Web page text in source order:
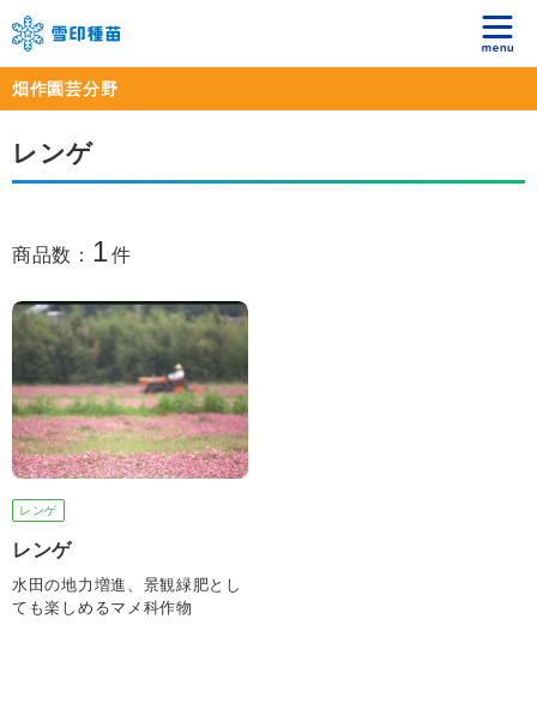
畑作園芸分野
レンゲ
商品数： 1件
レンゲ
レンゲ
水田の地力増進、景観緑肥とし
ても楽しめるマメ科作物